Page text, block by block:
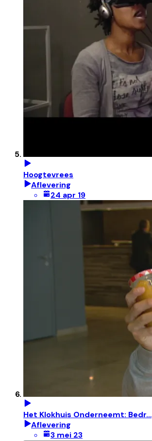
Hoogtevrees
Aflevering
24 apr 19
Het Klokhuis Onderneemt: Bedr…
Aflevering
3 mei 23